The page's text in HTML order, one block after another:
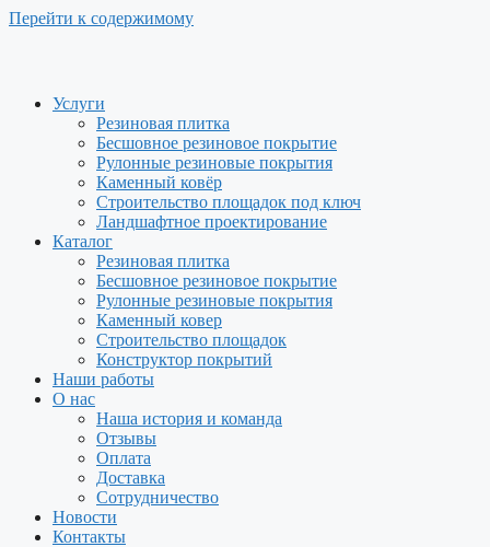
Перейти к содержимому
Услуги
Резиновая плитка
Бесшовное резиновое покрытие
Рулонные резиновые покрытия
Каменный ковёр
Строительство площадок под ключ
Ландшафтное проектирование
Каталог
Резиновая плитка
Бесшовное резиновое покрытие
Рулонные резиновые покрытия
Каменный ковер
Строительство площадок
Конструктор покрытий
Наши работы
О нас
Наша история и команда
Отзывы
Оплата
Доставка
Сотрудничество
Новости
Контакты